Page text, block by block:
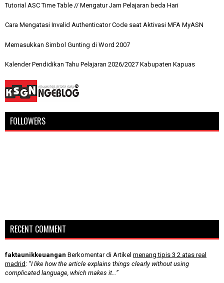
Tutorial ASC Time Table // Mengatur Jam Pelajaran beda Hari
Cara Mengatasi Invalid Authenticator Code saat Aktivasi MFA MyASN
Memasukkan Simbol Gunting di Word 2007
Kalender Pendidikan Tahu Pelajaran 2026/2027 Kabupaten Kapuas
FOLLOWERS
RECENT COMMENT
faktaunikkeuangan Berkomentar di Artikel menang tipis 3 2 atas real
madrid : “I like how the article explains things clearly without using
complicated language, which makes it…”